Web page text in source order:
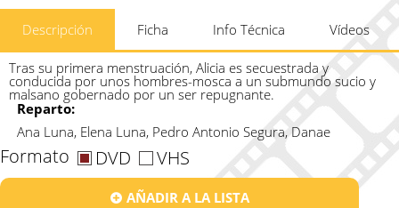
Descripción Ficha Info Técnica Vídeos
Tras su primera menstruación, Alicia es secuestrada y
conducida por unos hombres-mosca a un submundo sucio y
malsano gobernado por un ser repugnante.
Reparto:
Ana Luna, Elena Luna, Pedro Antonio Segura, Danae
Formato DVD VHS
AÑADIR A LA LISTA